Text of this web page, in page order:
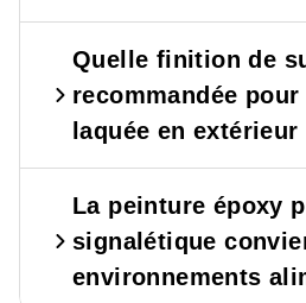
Quelle finition de
recommandée
laquée en extérieur
La peinture époxy
signalétique
environnements